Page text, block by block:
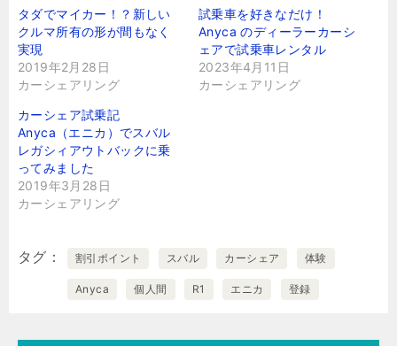
タダでマイカー！？新しい
クルマ所有の形が間もなく
実現
2019年2月28日
カーシェアリング
試乗車を好きなだけ！
Anyca のディーラーカーシ
ェアで試乗車レンタル
2023年4月11日
カーシェアリング
カーシェア試乗記
Anyca（エニカ）でスバル
レガシィアウトバックに乗
ってみました
2019年3月28日
カーシェアリング
タグ 割引ポイント スバル カーシェア 体験
Anyca 個人間 R1 エニカ 登録